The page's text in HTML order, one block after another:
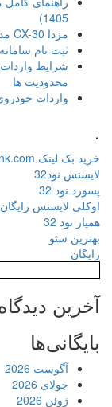
1405)
مزدا CX-30 مدل ۲۰۲۴ آفتاب خودرو؛ بررسی و مشخصات فنی
ثبت نام سامانه
شرایط واردات
محدودیت ها
واردات
خرید بک لینک behtarinbacklink.com
لایسنس نود32
پسورد نود 32
اوکلی لایسنس رایگان نود
همیار نود 32
بهترین سئو
رایگان
آخرین
بایگانی‌ها
آگوست 2026
جولای 2026
ژوئن 2026